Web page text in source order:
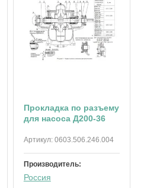
Прокладка по разъему
для насоса Д200-36
Артикул:0603.506.246.004
Производитель:
Россия